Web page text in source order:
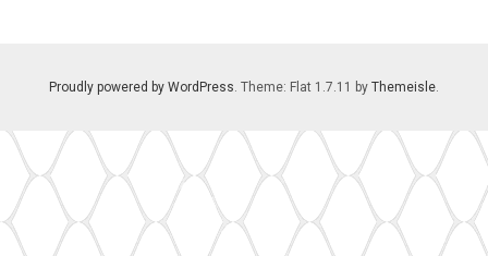
Proudly powered by WordPress . Theme: Flat 1.7.11 by Themeisle